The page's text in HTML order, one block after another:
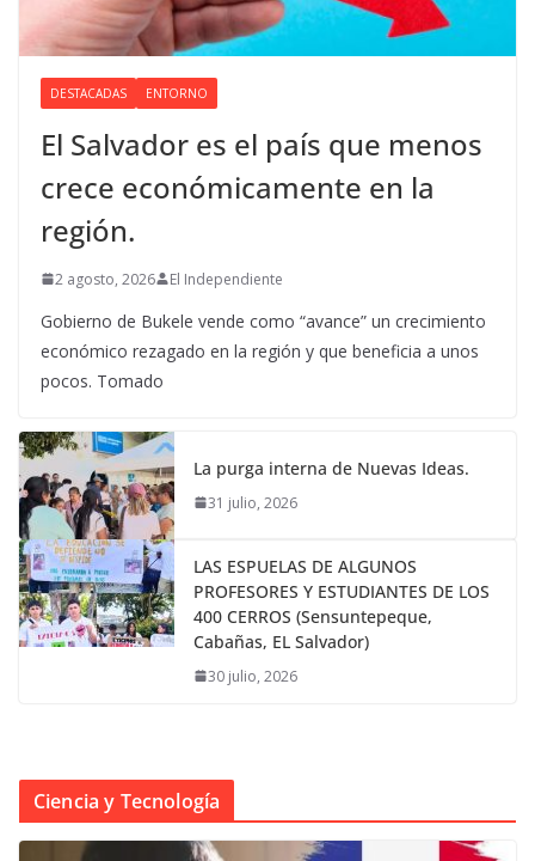
DESTACADAS ENTORNO
El Salvador es el país que menos
crece económicamente en la
región.
2 agosto, 2026 El Independiente
Gobierno de Bukele vende como “avance” un crecimiento
económico rezagado en la región y que beneficia a unos
pocos. Tomado
La purga interna de Nuevas Ideas.
31 julio, 2026
LAS ESPUELAS DE ALGUNOS
PROFESORES Y ESTUDIANTES DE LOS
400 CERROS (Sensuntepeque,
Cabañas, EL Salvador)
30 julio, 2026
Ciencia y Tecnología